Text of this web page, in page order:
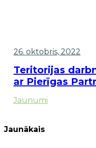
26. oktobris, 2022
Teritorijas
ar Pierīgas
Jaunumi
Jaunākais